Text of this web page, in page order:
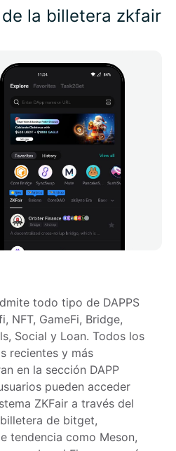
la billetera zkfair
todo tipo de DAPPS
NFT, GameFi, Bridge,
Social y Loan. Todos los
recientes y más
en la sección DAPP
pueden acceder
ZKFair a través del
de bitget,
tendencia como Meson,